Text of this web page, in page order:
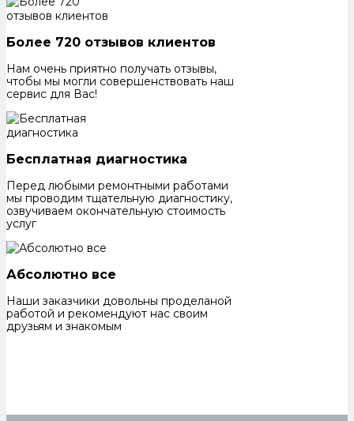
Более 720 отзывов клиентов
Нам очень приятно получать отзывы,
чтобы мы могли совершенствовать наш
сервис для Вас!
Бесплатная диагностика
Перед любыми ремонтными работами
мы проводим тщательную диагностику,
озвучиваем окончательную стоимость
услуг
Абсолютно все
Наши заказчики довольны проделаной
работой и рекомендуют нас своим
друзьям и знакомым